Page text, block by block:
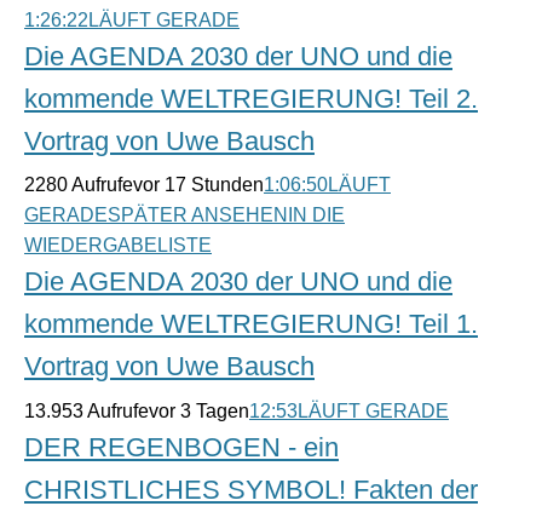
1:26:22 LÄUFT GERADE
Die AGENDA 2030 der UNO und die
kommende WELTREGIERUNG! Teil 2.
Vortrag von Uwe Bausch
2280 Aufrufevor 17 Stunden1:06:50LÄUFT
GERADESPÄTER ANSEHENIN DIE
WIEDERGABELISTE
Die AGENDA 2030 der UNO und die
kommende WELTREGIERUNG! Teil 1.
Vortrag von Uwe Bausch
13.953 Aufrufevor 3 Tagen12:53LÄUFT GERADE
DER REGENBOGEN - ein
CHRISTLICHES SYMBOL! Fakten der